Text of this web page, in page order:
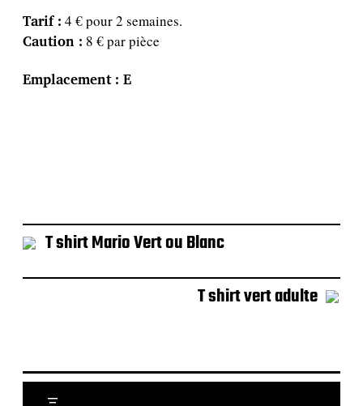
c
a
t
o
Tarif : 4 € pour 2 semaines.
Caution : 8 € par pièce
Emplacement : E
T shirt Mario Vert ou Blanc
T shirt vert adulte